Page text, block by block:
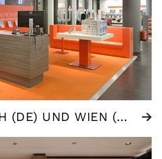
CYBERPORT – MUNICH (DE) UND WIEN (AU) – KONZEPTENTWURF